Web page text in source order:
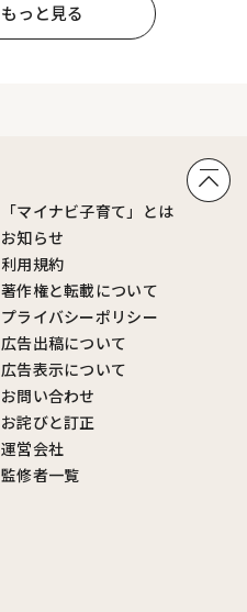
っと見る
「マイナビ子育て」とは
お知らせ
利用規約
著作権と転載について
プライバシーポリシー
広告出稿について
広告表示について
お問い合わせ
お詫びと訂正
運営会社
監修者一覧